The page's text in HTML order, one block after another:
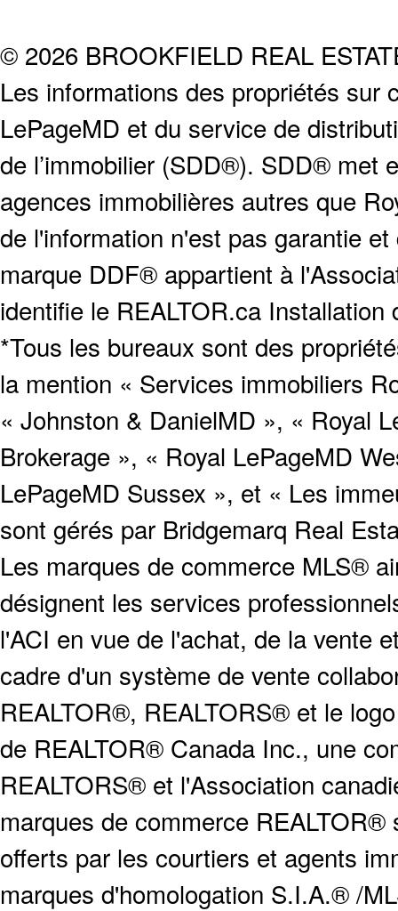
© 2026 BROOKFIELD REAL
Les informations des propriétés sur
LePageMD et du service de
de l’immobilier (SDD®). SDD® met
agences immobilières autres que
de l'information n'est pas garantie
marque DDF® appartient à
identifie le REALTOR.ca
*Tous les bureaux sont des
la mention « Services immobiliers
« Johnston & DanielMD », « Royal
Brokerage », « Royal LePageMD
LePageMD Sussex », et « Les
sont gérés par Bridgemarq Real
Les marques de commerce MLS®
désignent les services
l'ACI en vue de l'achat, de la vente
cadre d'un système de vente
REALTOR®, REALTORS® et le
de REALTOR® Canada Inc., une
REALTORS® et l'Association
marques de commerce
offerts par les courtiers et agents
marques d'homologation S.I.A.® /